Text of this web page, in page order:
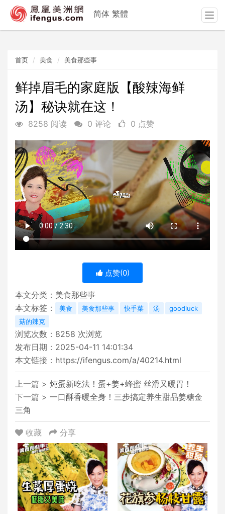
首页 美食 美食那些事
鲜掉眉毛的家庭版【酸辣海鲜
汤】秘诀就在这！
8258 阅读 0 评论 0 点赞
点赞(0)
本文分类： 美食那些事
本文标签：
美食 美食那些事 快手菜 汤
goodluck
菇的辣克
浏览次数： 8258 次浏览
发布日期：2025-04-11 14:01:34
本文链接： https://ifengus.com/a/40214.html
上一篇 > 炖蛋新吃法！蛋+姜+蜂蜜 丝滑又暖胃！
下一篇 > 一口酥香暖全身！三步搞定养生甜品姜糖金
三角
收藏 分享
简体 繁體
T
o
a
t
i
o
n